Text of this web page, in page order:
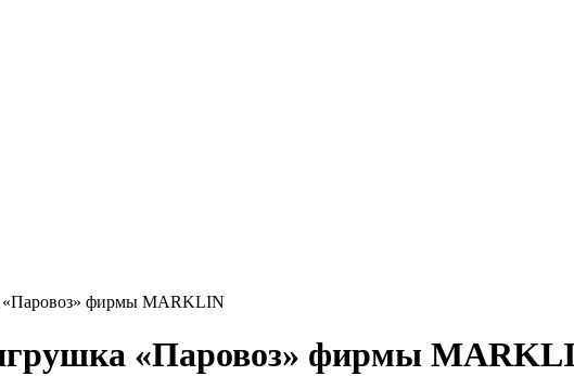
«Паровоз» фирмы MARKLIN
«Паровоз» фирмы